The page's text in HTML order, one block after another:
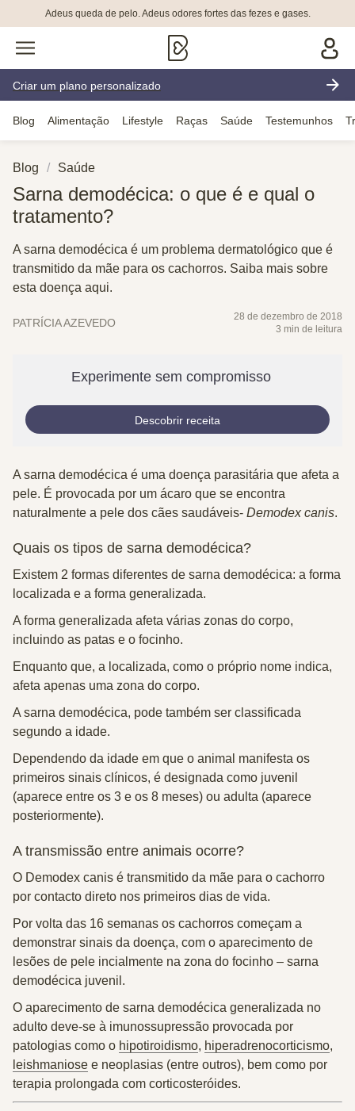
Adeus queda de pelo. Adeus odores fortes das fezes e gases.
Criar um plano personalizado
Blog Alimentação Lifestyle Raças Saúde Testemunhos
Blog Saúde
Sarna demodécica: o que é e qual o
tratamento?
A sarna demodécica é um problema dermatológico que é
transmitido da mãe para os cachorros. Saiba mais sobre
esta doença aqui.
PATRÍCIA AZEVEDO
28 de dezembro de 2018
3 min de leitura
Experimente sem compromisso
Descobrir receita
A sarna demodécica é uma doença parasitária que afeta a
pele. É provocada por um ácaro que se encontra
naturalmente a pele dos cães saudáveis- Demodex canis.
Quais os tipos de sarna demodécica?
Existem 2 formas diferentes de sarna demodécica: a forma
localizada e a forma generalizada.
A forma generalizada afeta várias zonas do corpo,
incluindo as patas e o focinho.
Enquanto que, a localizada, como o próprio nome indica,
afeta apenas uma zona do corpo.
A sarna demodécica, pode também ser classificada
segundo a idade.
Dependendo da idade em que o animal manifesta os
primeiros sinais clínicos, é designada como juvenil
(aparece entre os 3 e os 8 meses) ou adulta (aparece
posteriormente).
A transmissão entre animais ocorre?
O Demodex canis é transmitido da mãe para o cachorro
por contacto direto nos primeiros dias de vida.
Por volta das 16 semanas os cachorros começam a
demonstrar sinais da doença, com o aparecimento de
lesões de pele incialmente na zona do focinho – sarna
demodécica juvenil .
O aparecimento de sarna demodécica generalizada no
adulto deve-se à imunossupressão provocada por
patologias como o hipotiroidismo, hiperadrenocorticismo,
leishmaniose e neoplasias (entre outros), bem como por
terapia prolongada com corticosteróides.